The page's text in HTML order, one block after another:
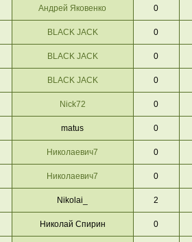
Андрей Яковенко 0
BLACK JACK 0
BLACK JACK 0
BLACK JACK 0
Nick72 0
matus 0
Николаевич7 0
Николаевич7 0
Nikolai_ 2
Николай Спирин 0